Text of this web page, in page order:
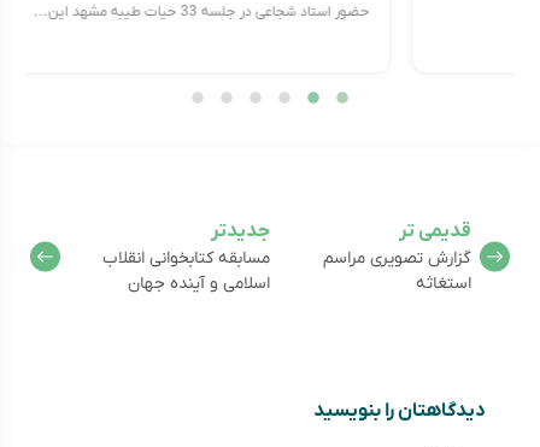
حضور استاد شجاعی در جلسه 33 حیات طیبه مشهد این...
قدیمی تر
گزارش تصویری مراسم
استغاثه
جدیدتر
مسابقه کتابخوانی انقلاب
اسلامی و آینده جهان
دیدگاهتان را بنویسید